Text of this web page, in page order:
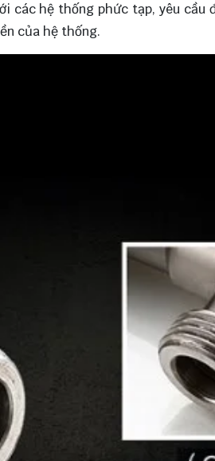
các hệ thống phức tạp, yêu cầu
của hệ thống.